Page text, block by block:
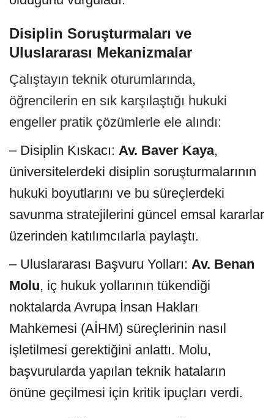
Disiplin Soruşturmaları ve
Uluslararası Mekanizmalar
Çalıştayın teknik oturumlarında,
öğrencilerin en sık karşılaştığı hukuki
engeller pratik çözümlerle ele alındı:
– Disiplin Kıskacı: Av. Baver Kaya,
üniversitelerdeki disiplin soruşturmalarının
hukuki boyutlarını ve bu süreçlerdeki
savunma stratejilerini güncel emsal kararlar
üzerinden katılımcılarla paylaştı.
– Uluslararası Başvuru Yolları: Av. Benan
Molu, iç hukuk yollarının tükendiği
noktalarda Avrupa İnsan Hakları
Mahkemesi (AİHM) süreçlerinin nasıl
işletilmesi gerektiğini anlattı. Molu,
başvurularda yapılan teknik hataların
önüne geçilmesi için kritik ipuçları verdi.